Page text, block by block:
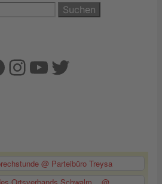
Instagram
YouTube
Twitter
@ Parteibüro Treysa